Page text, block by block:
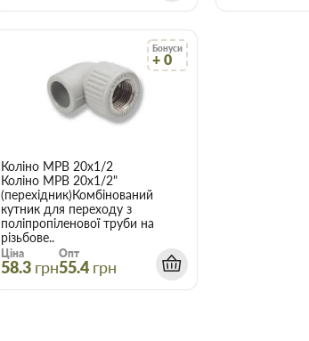
Бонуси
+ 0
Коліно МРВ 20х1/2
Коліно МРВ 20х1/2"
(перехідник)Комбінований
кутник для переходу з
поліпропіленової труби на
різьбове..
Ціна
58.3 грн
Опт
55.4 грн